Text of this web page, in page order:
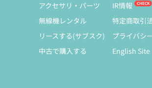
アクセサリ・パーツ
無線機レンタル
リースする(サブスク)
中古で購入する
IR情報
特定商取引
プライバシ
English Site